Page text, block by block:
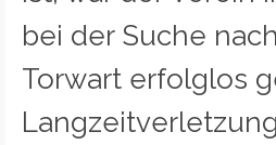
bei der Suche
Torwart erfolglos